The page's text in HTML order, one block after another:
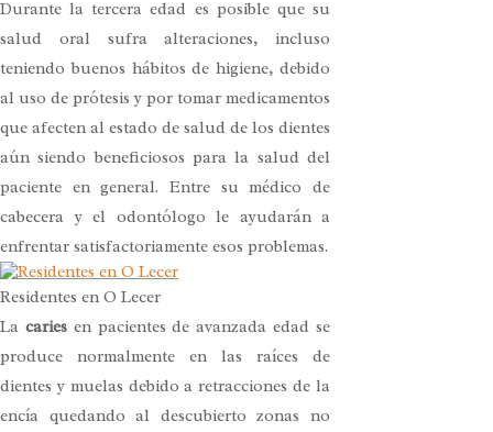
Durante la tercera edad es posible que su
salud oral sufra alteraciones, incluso
teniendo buenos hábitos de higiene, debido
al uso de prótesis y por tomar medicamentos
que afecten al estado de salud de los dientes
aún siendo beneficiosos para la salud del
paciente en general. Entre su médico de
cabecera y el odontólogo le ayudarán a
enfrentar satisfactoriamente esos problemas.
Residentes en O Lecer
La caries en pacientes de avanzada edad se
produce normalmente en las raíces de
dientes y muelas debido a retracciones de la
encía quedando al descubierto zonas no